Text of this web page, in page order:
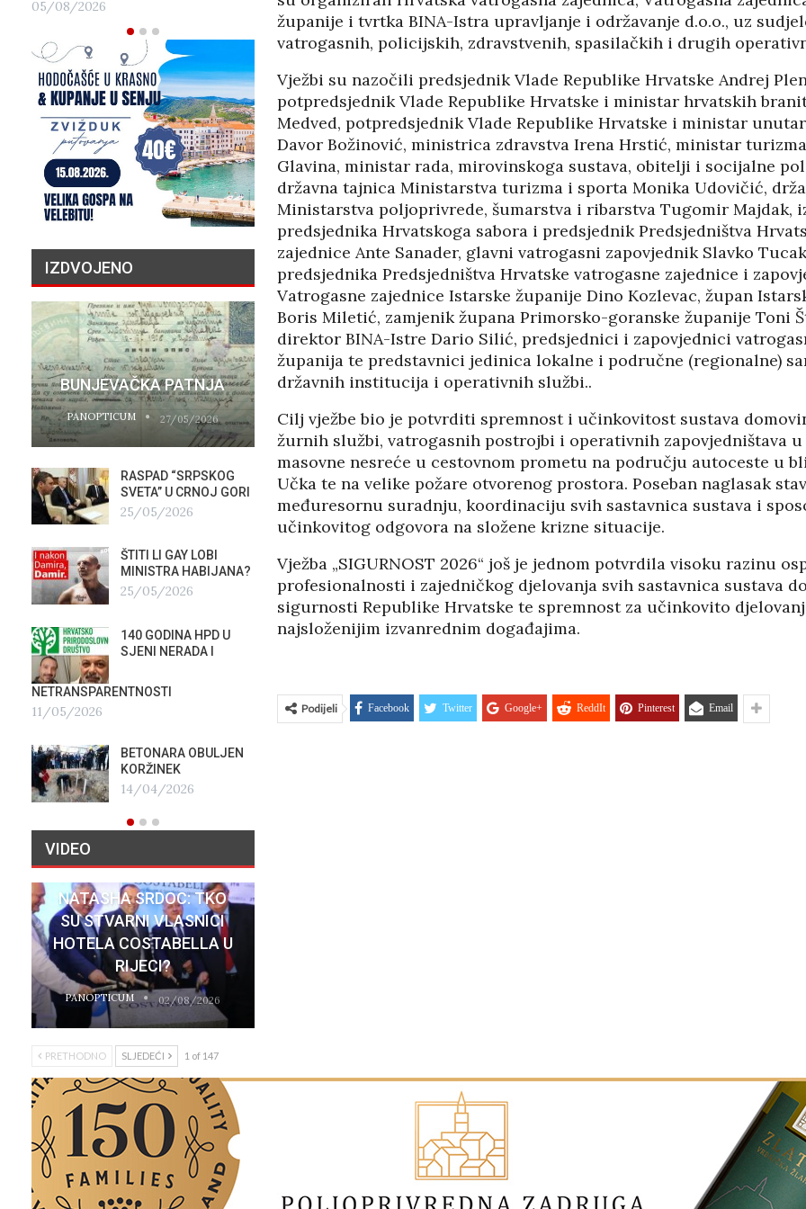
županije i tvrtka BINA-Istra upravljanje i održavanje d.o.o., uz
vatrogasnih, policijskih, zdravstvenih, spasilačkih i drugih
Vježbi su nazočili predsjednik Vlade Republike Hrvatske Andrej
potpredsjednik Vlade Republike Hrvatske i ministar hrvatskih
Medved, potpredsjednik Vlade Republike Hrvatske i ministar
Davor Božinović, ministrica zdravstva Irena Hrstić, ministar
Glavina, ministar rada, mirovinskoga sustava, obitelji i socijalne
državna tajnica Ministarstva turizma i sporta Monika Udovičić,
Ministarstva poljoprivrede, šumarstva i ribarstva Tugomir Majdak,
predsjednika Hrvatskoga sabora i predsjednik Predsjedništva
zajednice Ante Sanader, glavni vatrogasni zapovjednik Slavko
predsjednika Predsjedništva Hrvatske vatrogasne zajednice i
Vatrogasne zajednice Istarske županije Dino Kozlevac, župan
Boris Miletić, zamjenik župana Primorsko-goranske županije Toni
direktor BINA-Istre Dario Silić, predsjednici i zapovjednici
županija te predstavnici jedinica lokalne i područne (regionalne)
državnih institucija i operativnih službi..
Cilj vježbe bio je potvrditi spremnost i učinkovitost sustava
žurnih službi, vatrogasnih postrojbi i operativnih zapovjedništava
masovne nesreće u cestovnom prometu na području autoceste u
Učka te na velike požare otvorenog prostora. Poseban naglasak
međuresornu suradnju, koordinaciju svih sastavnica sustava i
učinkovitog odgovora na složene krizne situacije.
Vježba „SIGURNOST 2026“ još je jednom potvrdila visoku razinu
profesionalnosti i zajedničkog djelovanja svih sastavnica sustava
sigurnosti Republike Hrvatske te spremnost za učinkovito
najsloženijim izvanrednim događajima.
Podijeli Facebook Twitter Google+ ReddIt Pinterest Email
05/08/2026 05/
IZDVOJENO
BUNJEVAČKA PATNJA
PANOPTICUM 27/05/2026
RASPAD “SRPSKOG
SVETA” U CRNOJ GORI
25/05/2026
ŠTITI LI GAY LOBI
MINISTRA HABIJANA?
25/05/2026
140 GODINA HPD U
SJENI NERADA I
NETRANSPARENTNOSTI
11/05/2026
BETONARA OBULJEN
KORŽINEK
14/04/2026
PRIČA O NESTALIM
MILIJUNIMA
PANOPTICUM 03/04/2026
GALERIJA FORUM ILI
AGITPROP GALERIJA
04/03/2026
NEZNANJE FIZIKE U
SLUŽBI POLITIKE
16/02/2026
ČIJE SU OGROMNE
HRVATI U VOJVODINI
OSUĐENI NA
ASIMILACIJU
PANOPTICUM 12/01/2026
AKADEMSKE VEZE:
ULOGA KINE U
HRVATSKOJ
07/01/2026
KORIJENI HRVATSKOG
NACIONALIZMA
29/12/2025
VIDEO
NATASHA SRDOC: TKO
SU STVARNI VLASNICI
HOTELA COSTABELLA U
RIJECI?
PANOPTICUM 02/08/2026
PRETHODNO SLJEDEĆI 1 of 147